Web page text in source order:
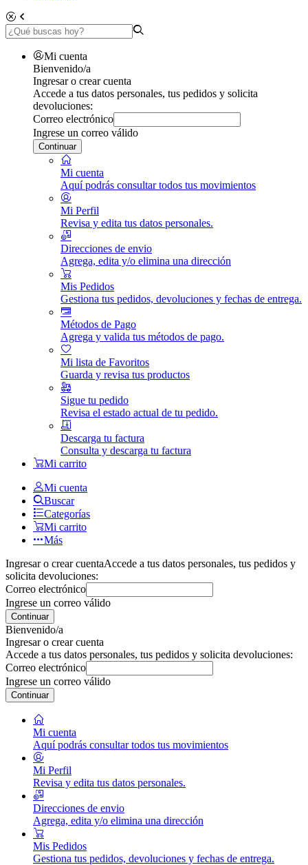
Mi cuenta
Bienvenido/a
Ingresar o crear cuenta
Accede a tus datos personales, tus pedidos y solicita
devoluciones:
Correo electrónico
Ingrese un correo válido
Continuar
Mi cuenta
Aquí podrás consultar todos tus movimientos
Mi Perfil
Revisa y edita tus datos personales.
Direcciones de envio
Agrega, edita y/o elimina una dirección
Mis Pedidos
Gestiona tus pedidos, devoluciones y fechas de entrega.
Métodos de Pago
Agrega y valida tus métodos de pago.
Mi lista de Favoritos
Guarda y revisa tus productos
Sigue tu pedido
Revisa el estado actual de tu pedido.
Descarga tu factura
Consulta y descarga tu factura
Mi carrito
Mi cuenta
Buscar
Categorías
Mi carrito
Más
Ingresar o crear cuentaAccede a tus datos personales, tus pedidos y
solicita devoluciones:
Correo electrónico
Ingrese un correo válido
Continuar
Bienvenido/a
Ingresar o crear cuenta
Accede a tus datos personales, tus pedidos y solicita devoluciones:
Correo electrónico
Ingrese un correo válido
Continuar
Mi cuenta
Aquí podrás consultar todos tus movimientos
Mi Perfil
Revisa y edita tus datos personales.
Direcciones de envio
Agrega, edita y/o elimina una dirección
Mis Pedidos
Gestiona tus pedidos, devoluciones y fechas de entrega.